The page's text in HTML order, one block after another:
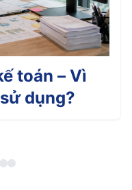
toán – Vì
dụng?